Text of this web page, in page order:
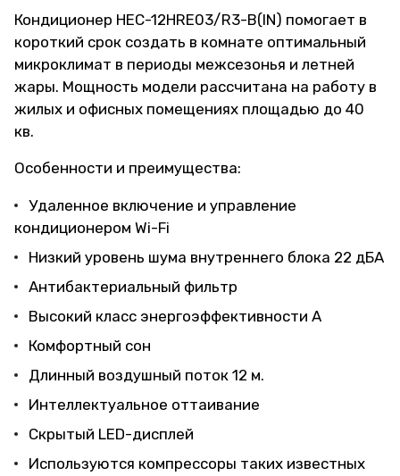
Кондиционер HEC-12HRE03/R3-B(IN) помогает в
короткий срок создать в комнате оптимальный
микроклимат в периоды межсезонья и летней
жары. Мощность модели рассчитана на работу в
жилых и офисных помещениях площадью до 40
кв.
Особенности и преимущества:
Удаленное включение и управление
кондиционером Wi-Fi
Низкий уровень шума внутреннего блока 22 дБА
Антибактериальный фильтр
Высокий класс энергоэффективности А
Комфортный сон
Длинный воздушный поток 12 м.
Интеллектуальное оттаивание
Скрытый LED-дисплей
Используются компрессоры таких известных